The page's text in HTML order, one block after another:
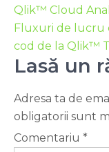
Qlik™ Cloud
Fluxuri de lucru
cod de la Qlik™
Lasă un
Adresa ta de
obligatorii sunt
Comentariu *